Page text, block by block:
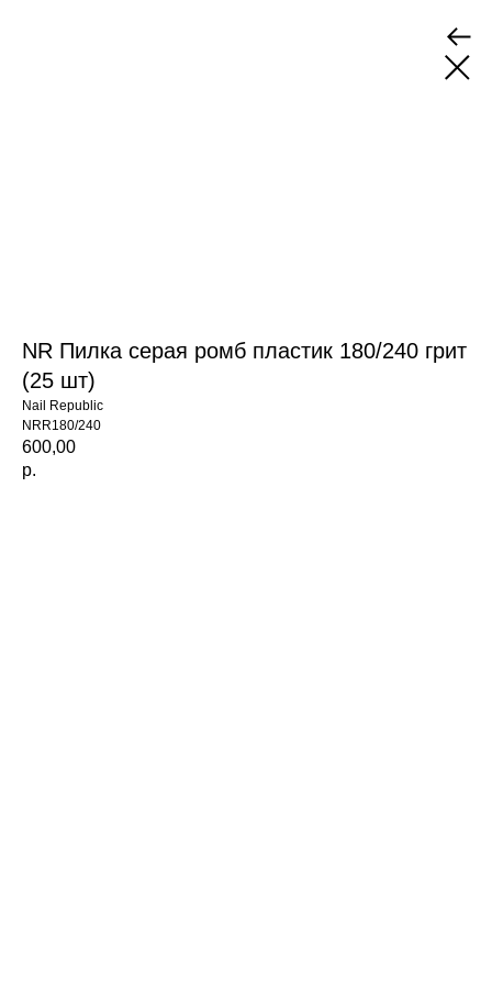
NR Пилка серая ромб пластик 180/240 грит
(25 шт)
Nail Republic
NRR180/240
600,00
р.